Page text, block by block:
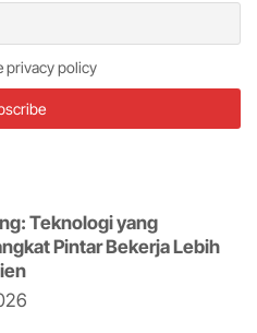
privacy policy
Teknologi yang
Pintar Bekerja Lebih